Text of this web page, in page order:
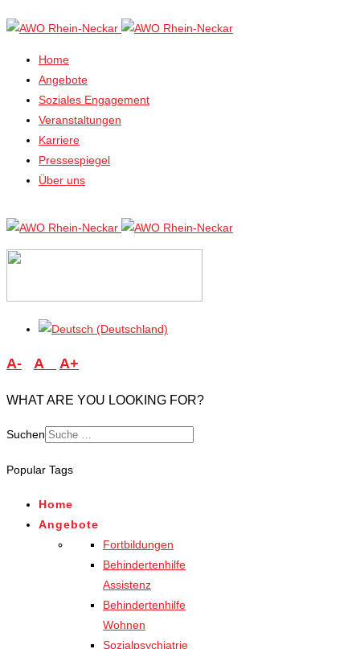
Home
Angebote
Soziales Engagement
Veranstaltungen
Karriere
Pressespiegel
Über uns
A- A A+
WHAT ARE YOU LOOKING FOR?
Suchen
Popular Tags
Home
Angebote
Fortbildungen
Behindertenhilfe
Assistenz
Behindertenhilfe
Wohnen
Sozialpsychiatrie